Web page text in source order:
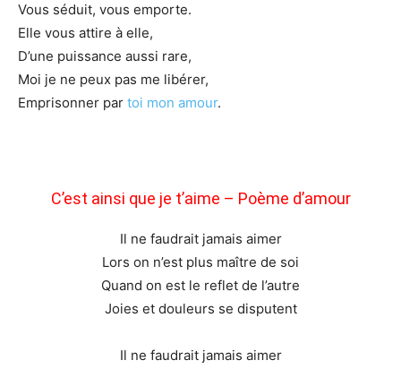
Vous séduit, vous emporte.
Elle vous attire à elle,
D’une puissance aussi rare,
Moi je ne peux pas me libérer,
Emprisonner par toi mon amour.
C’est ainsi que je t’aime – Poème d’amour
Il ne faudrait jamais aimer
Lors on n’est plus maître de soi
Quand on est le reflet de l’autre
Joies et douleurs se disputent
Il ne faudrait jamais aimer